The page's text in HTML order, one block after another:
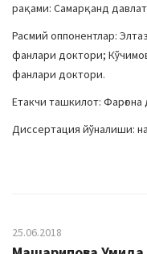
рақами: Самарқанд
Расмий оппонентлар:
фанлари доктори;
фанлари доктори.
Етакчи ташкилот:
Диссертация йўналиши:
25.06.2018